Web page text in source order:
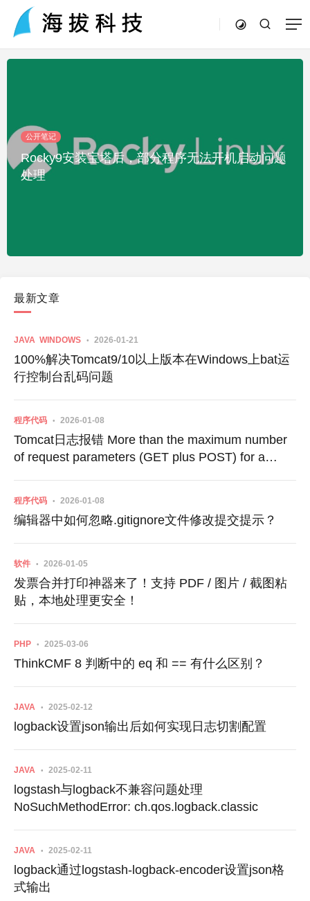
公开笔记
Rocky9安装宝塔后，部分程序无法开机启动问题
处理
最新文章
JAVA WINDOWS 2026-01-21
100%解决Tomcat9/10以上版本在Windows上bat运
行控制台乱码问题
程序代码 2026-01-08
Tomcat日志报错 More than the maximum number
of request parameters (GET plus POST) for a
程序代码 2026-01-08
编辑器中如何忽略.gitignore文件修改提交提示？
软件 2026-01-05
发票合并打印神器来了！支持 PDF / 图片 / 截图粘
贴，本地处理更安全！
PHP 2025-03-06
ThinkCMF 8 判断中的 eq 和 == 有什么区别？
JAVA 2025-02-12
logback设置json输出后如何实现日志切割配置
JAVA 2025-02-11
logstash与logback不兼容问题处理
NoSuchMethodError: ch.qos.logback.classic
JAVA 2025-02-11
logback通过logstash-logback-encoder设置json格
式输出